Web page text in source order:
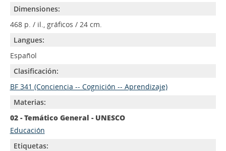
Dimensiones:
468 p. / il., gráficos / 24 cm.
Langues:
Español
Clasificación:
BF 341 (Conciencia -- Cognición -- Aprendizaje)
Materias:
02 - Temático General - UNESCO
Educación
Etiquetas: